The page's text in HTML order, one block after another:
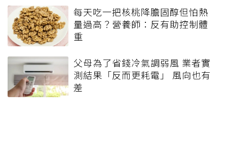
每天吃一把核桃降膽固醇但怕熱
量過高？營養師：反有助控制體
重
父母為了省錢冷氣調弱風 業者實
測結果「反而更耗電」 風向也有
差